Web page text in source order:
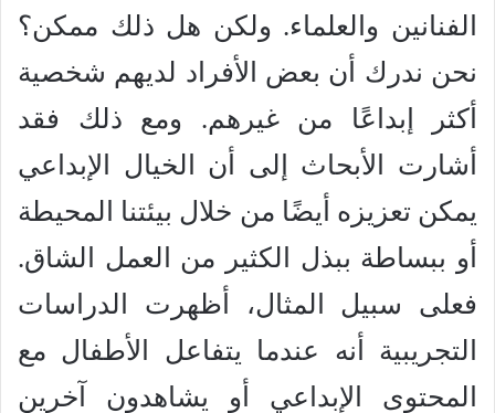
الفنانين والعلماء. ولكن هل ذلك ممكن؟
نحن ندرك أن بعض الأفراد لديهم شخصية
أكثر إبداعًا من غيرهم. ومع ذلك فقد
أشارت الأبحاث إلى أن الخيال الإبداعي
يمكن تعزيزه أيضًا من خلال بيئتنا المحيطة
أو ببساطة ببذل الكثير من العمل الشاق.
فعلى سبيل المثال، أظهرت الدراسات
التجريبية أنه عندما يتفاعل الأطفال مع
المحتوى الإبداعي أو يشاهدون آخرين